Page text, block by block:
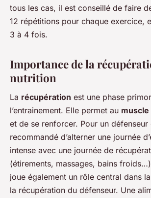
tous les cas, il est conseillé de faire
12 répétitions pour chaque exercice,
3 à 4 fois.
Importance de la
nutrition
La récupération est une phase
l’entrainement. Elle permet au muscle
et de se renforcer. Pour un défenseur
recommandé d’alterner une journée
intense avec une journée de
(étirements, massages, bains
joue également un rôle central dans
la récupération du défenseur. Une